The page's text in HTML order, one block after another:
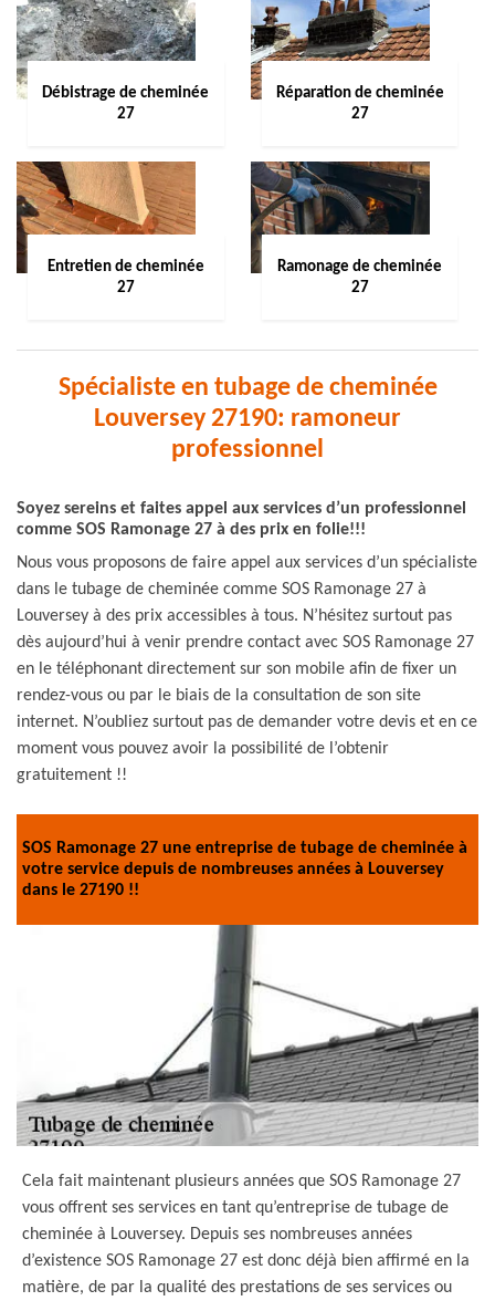
Débistrage de cheminée
27
Réparation de cheminée
27
Entretien de cheminée
27
Ramonage de cheminée
27
Spécialiste en tubage de cheminée
Louversey 27190: ramoneur
professionnel
Soyez sereins et faites appel aux services d’un professionnel
comme SOS Ramonage 27 à des prix en folie!!!
Nous vous proposons de faire appel aux services d’un spécialiste
dans le tubage de cheminée comme SOS Ramonage 27 à
Louversey à des prix accessibles à tous. N’hésitez surtout pas
dès aujourd’hui à venir prendre contact avec SOS Ramonage 27
en le téléphonant directement sur son mobile afin de fixer un
rendez-vous ou par le biais de la consultation de son site
internet. N’oubliez surtout pas de demander votre devis et en ce
moment vous pouvez avoir la possibilité de l’obtenir
gratuitement !!
SOS Ramonage 27 une entreprise de tubage de cheminée à
votre service depuis de nombreuses années à Louversey
dans le 27190 !!
Cela fait maintenant plusieurs années que SOS Ramonage 27
vous offrent ses services en tant qu’entreprise de tubage de
cheminée à Louversey. Depuis ses nombreuses années
d’existence SOS Ramonage 27 est donc déjà bien affirmé en la
matière, de par la qualité des prestations de ses services ou